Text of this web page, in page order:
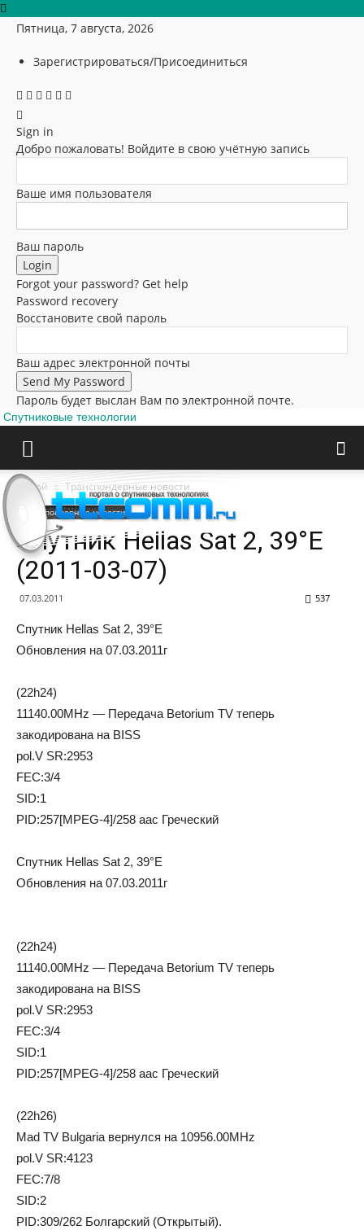
Пятница, 7 августа, 2026
Зарегистрироваться/Присоединиться
Sign in
Добро пожаловать! Войдите в свою учётную запись
Ваше имя пользователя
Ваш пароль
Forgot your password? Get help
Password recovery
Восстановите свой пароль
Ваш адрес электронной почты
Пароль будет выслан Вам по электронной почте.
Спутниковые технологии
Домой Транспондерные новости
Транспондерные новости
Cпутник Hellas Sat 2, 39°E
(2011-03-07)
07.03.2011 537
Cпутник Hellas Sat 2, 39°E
Oбнoвлeния нa 07.03.2011г
(22h24)
11140.00MHz — Передача Betorium TV теперь
закодирована на BISS
pol.V SR:2953
FEC:3/4
SID:1
PID:257[MPEG-4]/258 aac Греческий
Cпутник Hellas Sat 2, 39°E
Oбнoвлeния нa 07.03.2011г
(22h24)
11140.00MHz — Передача Betorium TV теперь
закодирована на BISS
pol.V SR:2953
FEC:3/4
SID:1
PID:257[MPEG-4]/258 aac Греческий
(22h26)
Mad TV Bulgaria вернулся на 10956.00MHz
pol.V SR:4123
FEC:7/8
SID:2
PID:309/262 Болгарский (Открытый).